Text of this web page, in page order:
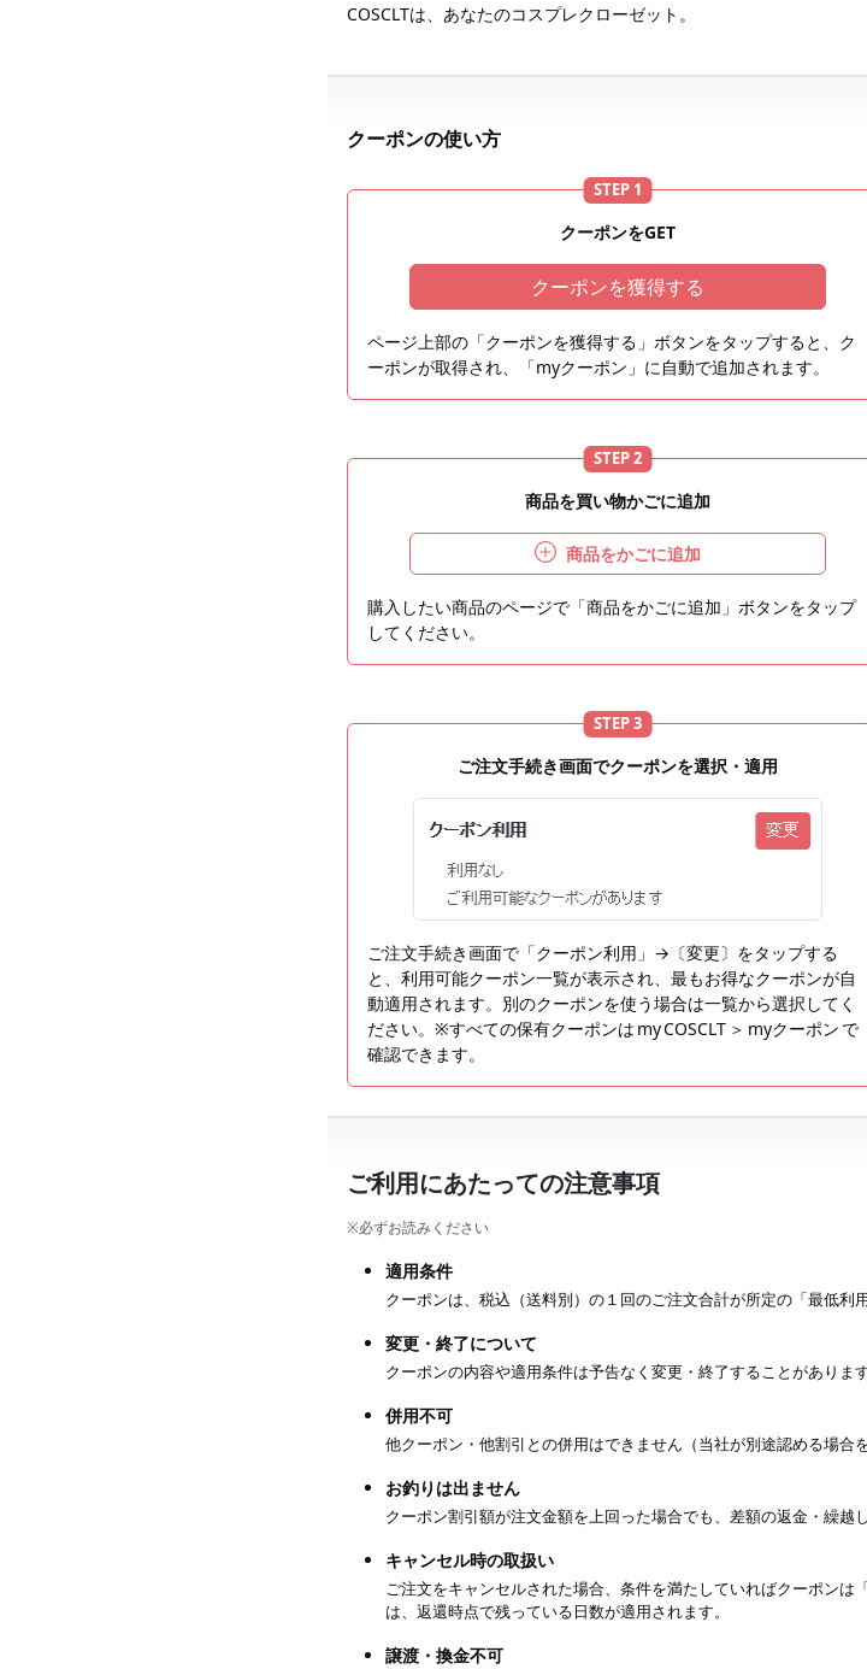
COSCLTは、あなたのコスプレクローゼット。
クーポンの使い方
クーポンをGET
クーポンを獲得する
ページ上部の「クーポンを獲得する」ボタンをタップすると、ク
ーポンが取得され、「myクーポン」に自動で追加されます。
STEP 1
商品を買い物かごに追加
商品をかごに追加
購入したい商品のページで「商品をかごに追加」ボタンをタップ
してください。
STEP 2
ご注文手続き画面でクーポンを選択・適用
ご注文手続き画面で「クーポン利用」→〔変更〕をタップする
と、利用可能クーポン一覧が表示され、最もお得なクーポンが自
動適用されます。別のクーポンを使う場合は一覧から選択してく
ださい。※すべての保有クーポンは my COSCLT ＞ myクーポン で
確認できます。
STEP 3
ご利用にあたっての注意事項
※必ずお読みください
適用条件
クーポンは、税込（送料別）の１回のご注文合計が所定の「最低利
変更・終了について
クーポンの内容や適用条件は予告なく変更・終了することがありま
併用不可
他クーポン・他割引との併用はできません（当社が別途認める場合を
お釣りは出ません
クーポン割引額が注文金額を上回った場合でも、差額の返金・繰越
キャンセル時の取扱い
ご注文をキャンセルされた場合、条件を満たしていればクーポン
は、返還時点で残っている日数が適用されます。
譲渡・換金不可